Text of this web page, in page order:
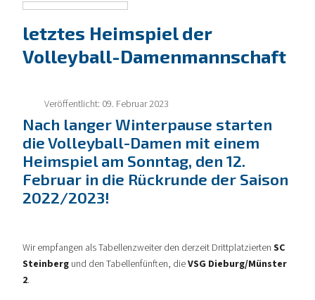
letztes Heimspiel der
Volleyball-Damenmannschaft
Veröffentlicht: 09. Februar 2023
Nach langer Winterpause starten
die Volleyball-Damen mit einem
Heimspiel am Sonntag, den 12.
Februar in die Rückrunde der Saison
2022/2023!
Wir empfangen als Tabellenzweiter den derzeit Drittplatzierten SC
Steinberg und den Tabellenfünften, dieVSG Dieburg/Münster
2.